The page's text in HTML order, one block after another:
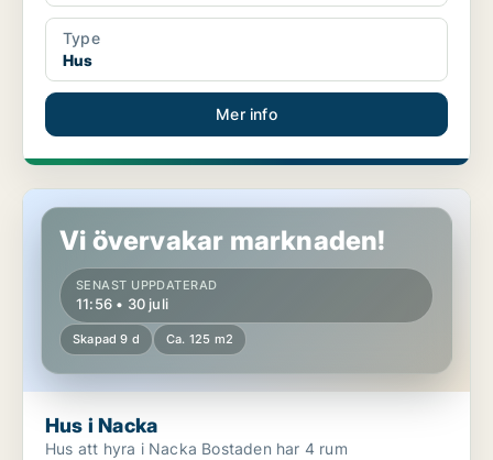
Type
Hus
Mer info
Hus i Nacka
Vi övervakar marknaden!
SENAST UPPDATERAD
11:56 • 30 juli
Skapad 9 d Ca. 125 m2
Hus i Nacka
Hus att hyra i Nacka Bostaden har 4 rum